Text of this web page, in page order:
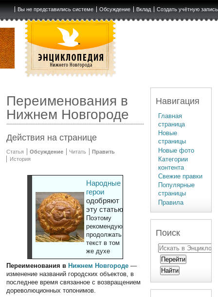
Вы не представились системе Обсуждение Вклад Создать учётную запись
Переименования в
Нижнем Новгороде
Действия на странице
Статья Обсуждение Читать
Править
История
Народные
герои
одобряют
эту статью
Поэтому
рекомендуют
продолжать
текст в том
же духе
Переименования в Нижнем Новгороде —
изменение названий городских объектов, в
последнее время связанное с возвращением
дореволюционных топонимов.
Навигация
Главная
страница
Новые
страницы
Новые фото
Категории
контента
Свежие правки
Популярные
страницы
Правила
Поиск